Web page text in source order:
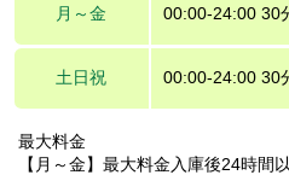
月～金 00:00-24:00 30
土日祝 00:00-24:00 30
最大料金
【月～金】最大料金入庫後24時間